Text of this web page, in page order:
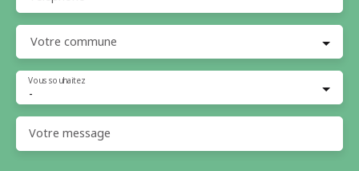
Votre commune
-
Vous souhaitez
Votre message